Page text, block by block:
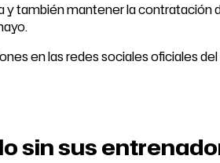
y también mantener la contratación
en las redes sociales oficiales
sin sus